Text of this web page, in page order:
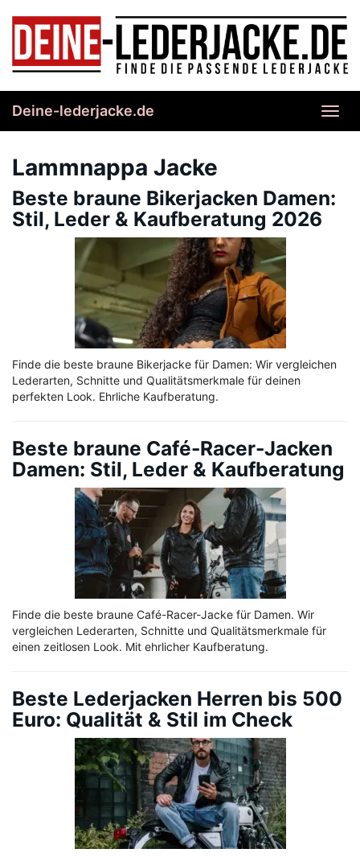
content
Deine-lederjacke.de
Lammnappa Jacke
Beste braune Bikerjacken Damen:
Stil, Leder & Kaufberatung 2026
Finde die beste braune Bikerjacke für Damen: Wir vergleichen
Lederarten, Schnitte und Qualitätsmerkmale für deinen
perfekten Look. Ehrliche Kaufberatung.
Beste braune Café-Racer-Jacken
Damen: Stil, Leder & Kaufberatung
Finde die beste braune Café-Racer-Jacke für Damen. Wir
vergleichen Lederarten, Schnitte und Qualitätsmerkmale für
einen zeitlosen Look. Mit ehrlicher Kaufberatung.
Beste Lederjacken Herren bis 500
Euro: Qualität & Stil im Check